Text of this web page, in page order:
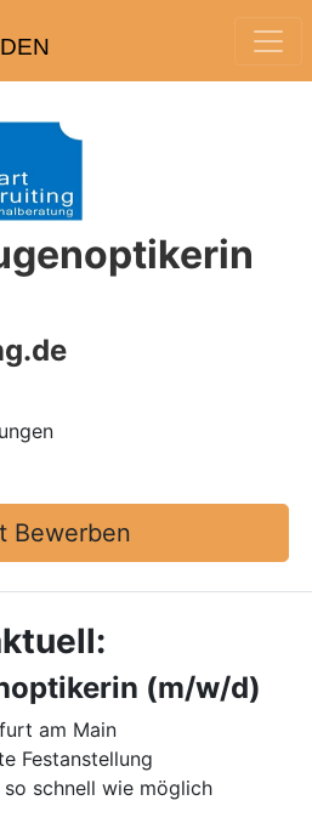
Bewerben
(m/w/d)
am Main
Festanstellung
so schnell wie möglich